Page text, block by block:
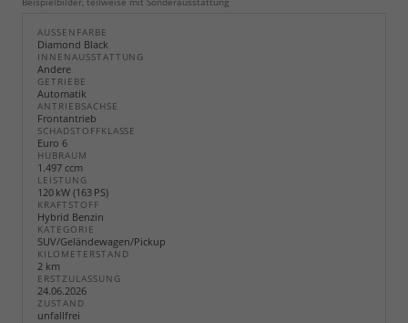
AUSSENFARBE
Diamond Black
INNENAUSSTATTUNG
Andere
GETRIEBE
Automatik
ANTRIEBSACHSE
Frontantrieb
SCHADSTOFFKLASSE
Euro 6
HUBRAUM
1.497 ccm
LEISTUNG
120 kW (163 PS)
KRAFTSTOFF
Hybrid Benzin
KATEGORIE
SUV/Geländewagen/Pickup
KILOMETERSTAND
2 km
ERSTZULASSUNG
24.06.2026
ZUSTAND
unfallfrei